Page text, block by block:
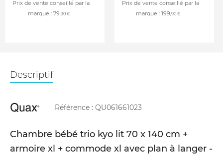
Prix de vente conseillé par la
marque : 79,90 €
Prix de vente conseillé par la
marque : 199,90 €
Descriptif
Référence : QU061661023
Chambre bébé trio kyo lit 70 x 140 cm +
armoire xl + commode xl avec plan à langer -